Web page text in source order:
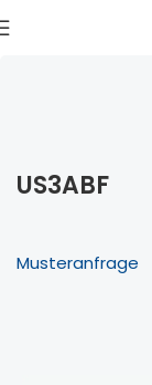
US3ABF
Musteranfrage